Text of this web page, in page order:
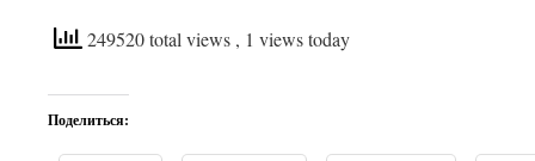
249520 total views , 1 views today
Поделиться: